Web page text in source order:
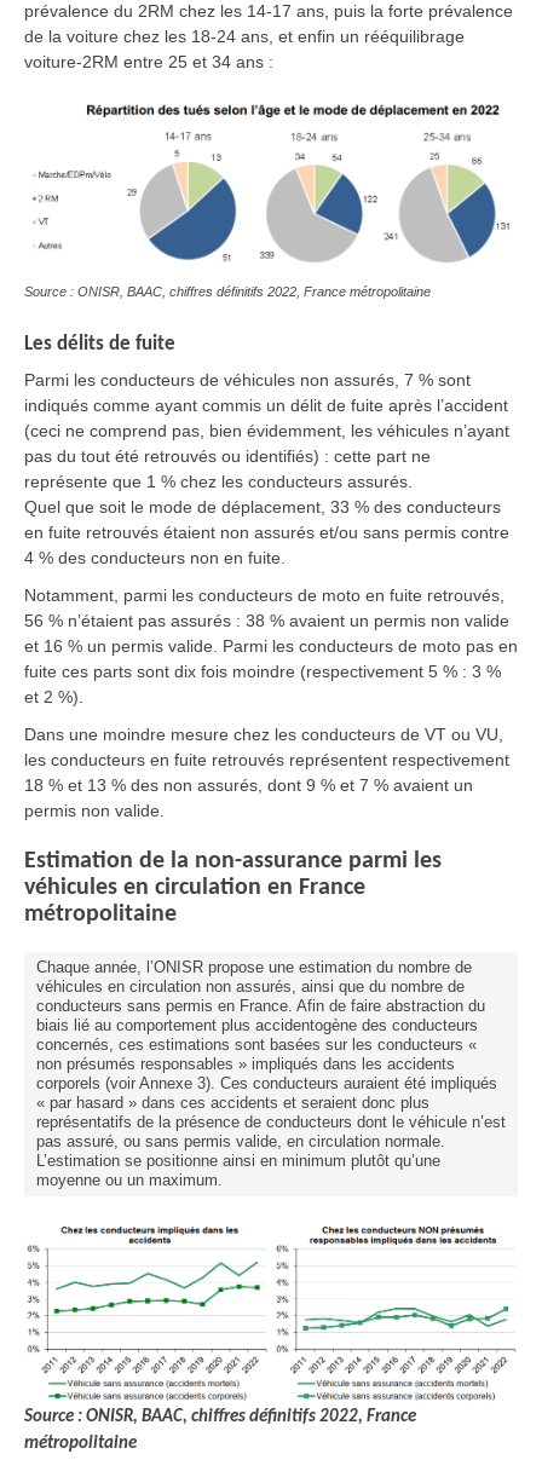
prévalence du 2RM chez les 14-17 ans, puis la forte prévalence
de la voiture chez les 18-24 ans, et enfin un rééquilibrage
voiture-2RM entre 25 et 34 ans :
Source : ONISR, BAAC, chiffres définitifs 2022, France métropolitaine
Les délits de fuite
Parmi les conducteurs de véhicules non assurés, 7 % sont
indiqués comme ayant commis un délit de fuite après l’accident
(ceci ne comprend pas, bien évidemment, les véhicules n’ayant
pas du tout été retrouvés ou identifiés) : cette part ne
représente que 1 % chez les conducteurs assurés.
Quel que soit le mode de déplacement, 33 % des conducteurs
en fuite retrouvés étaient non assurés et/ou sans permis contre
4 % des conducteurs non en fuite.
Notamment, parmi les conducteurs de moto en fuite retrouvés,
56 % n’étaient pas assurés : 38 % avaient un permis non valide
et 16 % un permis valide. Parmi les conducteurs de moto pas en
fuite ces parts sont dix fois moindre (respectivement 5 % : 3 %
et 2 %).
Dans une moindre mesure chez les conducteurs de VT ou VU,
les conducteurs en fuite retrouvés représentent respectivement
18 % et 13 % des non assurés, dont 9 % et 7 % avaient un
permis non valide.
Estimation de la non-assurance parmi les
véhicules en circulation en France
métropolitaine
Chaque année, l’ONISR propose une estimation du nombre de
véhicules en circulation non assurés, ainsi que du nombre de
conducteurs sans permis en France. Afin de faire abstraction du
biais lié au comportement plus accidentogène des conducteurs
concernés, ces estimations sont basées sur les conducteurs «
non présumés responsables » impliqués dans les accidents
corporels (voir Annexe 3). Ces conducteurs auraient été impliqués
« par hasard » dans ces accidents et seraient donc plus
représentatifs de la présence de conducteurs dont le véhicule n’est
pas assuré, ou sans permis valide, en circulation normale.
L’estimation se positionne ainsi en minimum plutôt qu’une
moyenne ou un maximum.
Source : ONISR, BAAC, chiffres définitifs 2022, France
métropolitaine